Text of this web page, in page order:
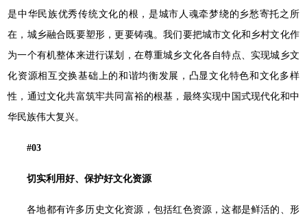
是中华民族优秀传统文化的根，是城市人魂牵梦绕的乡愁寄托之所
在，城乡融合既要塑形，更要铸魂。我们要把城市文化和乡村文化作
为一个有机整体来进行谋划，在尊重城乡文化各自特点、实现城乡文
化资源相互交换基础上的和谐均衡发展，凸显文化特色和文化多样
性，通过文化共富筑牢共同富裕的根基，最终实现中国式现代化和中
华民族伟大复兴。
#03
切实利用好、保护好文化资源
各地都有许多历史文化资源，包括红色资源，这都是鲜活的、形